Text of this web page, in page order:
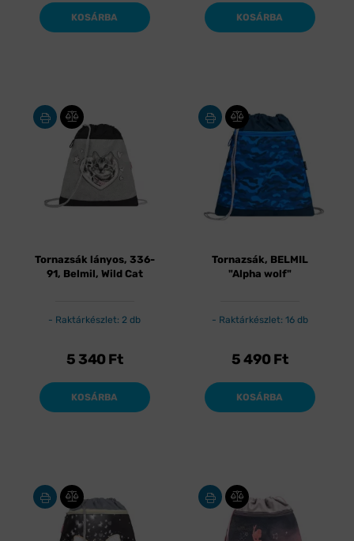
KOSÁRBA KOSÁRBA
Tornazsák lányos, 336-
91, Belmil, Wild Cat
Raktárkészlet: 2 db
5 340 Ft
KOSÁRBA
Tornazsák, BELMIL
"Alpha wolf"
Raktárkészlet: 16 db
5 490 Ft
KOSÁRBA